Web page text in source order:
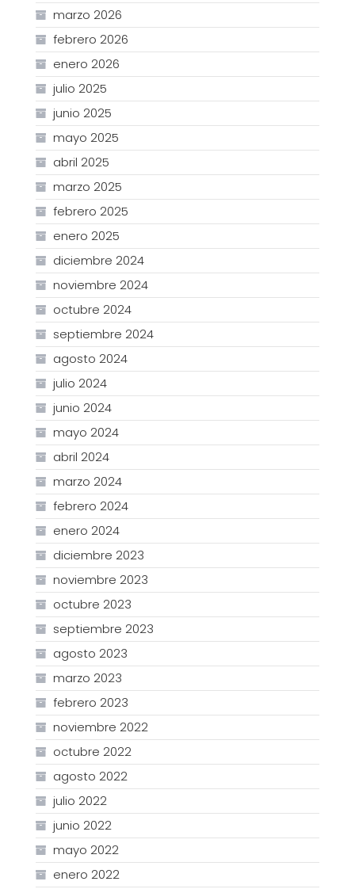
marzo 2026
febrero 2026
enero 2026
julio 2025
junio 2025
mayo 2025
abril 2025
marzo 2025
febrero 2025
enero 2025
diciembre 2024
noviembre 2024
octubre 2024
septiembre 2024
agosto 2024
julio 2024
junio 2024
mayo 2024
abril 2024
marzo 2024
febrero 2024
enero 2024
diciembre 2023
noviembre 2023
octubre 2023
septiembre 2023
agosto 2023
marzo 2023
febrero 2023
noviembre 2022
octubre 2022
agosto 2022
julio 2022
junio 2022
mayo 2022
enero 2022